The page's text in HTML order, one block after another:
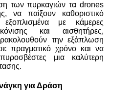
των πυρκαγιών τα drones
να παίξουν καθοριστικό
με κάμερες
και αισθητήρες,
την εξάπλωση
πραγματικό χρόνο και να
μια καλύτερη
για Δράση